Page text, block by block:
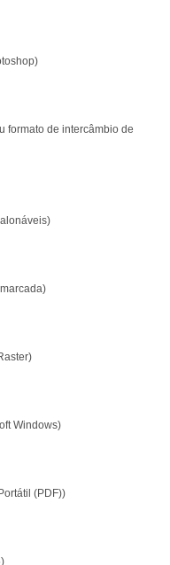
formato de intercâmbio de
Windows)
(PDF))